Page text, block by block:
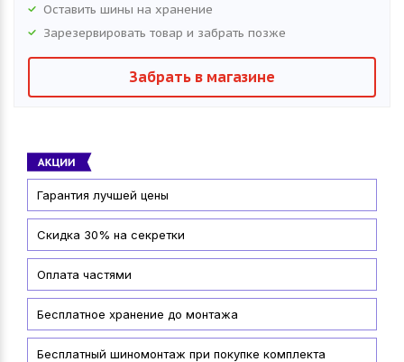
Оставить шины на хранение
Зарезервировать товар и забрать позже
Забрать в магазине
Гарантия лучшей цены
Скидка 30% на секретки
Оплата частями
Бесплатное хранение до монтажа
Бесплатный шиномонтаж при покупке комплекта